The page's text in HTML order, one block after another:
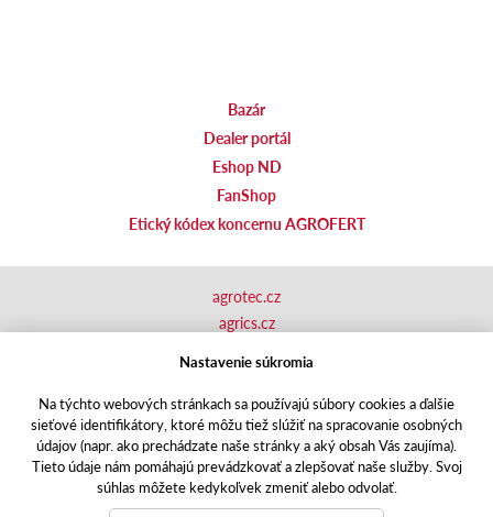
Bazár
Dealer portál
Eshop ND
FanShop
Etický kódex koncernu AGROFERT
Responzivní webPuxdesign | agrics.cz © 2020
agrotec.cz
agrics.cz
shop.agrics.cz
traktorbazar.cz
eshop.agrics.cz/cs
a-finance.cz
Nastavenie súkromia
Na týchto webových stránkach sa používajú súbory cookies a ďalšie
sieťové identifikátory, ktoré môžu tiež slúžiť na spracovanie osobných
údajov (napr. ako prechádzate naše stránky a aký obsah Vás zaujíma).
Tieto údaje nám pomáhajú prevádzkovať a zlepšovať naše služby. Svoj
súhlas môžete kedykoľvek zmeniť alebo odvolať.